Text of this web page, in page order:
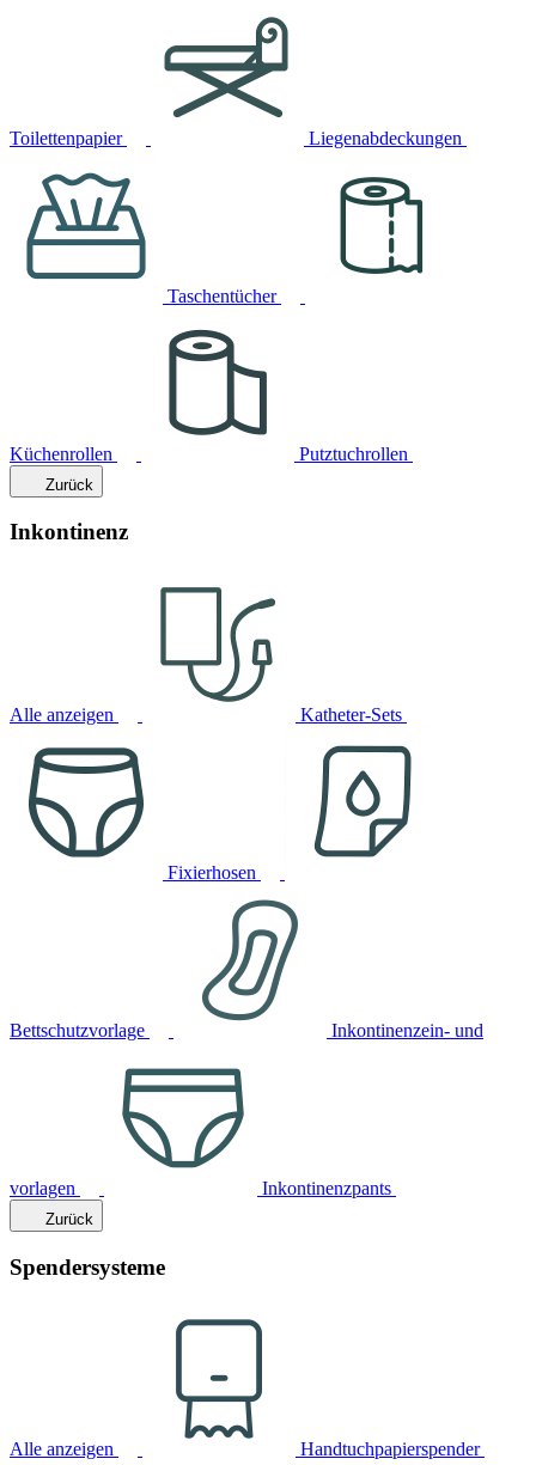
Toilettenpapier Liegenabdeckungen
Taschentücher
Küchenrollen Putztuchrollen
Zurück
Inkontinenz
Alle anzeigen Katheter-Sets
Fixierhosen
Bettschutzvorlage Inkontinenzein- und
vorlagen Inkontinenzpants
Zurück
Spendersysteme
Alle anzeigen Handtuchpapierspender